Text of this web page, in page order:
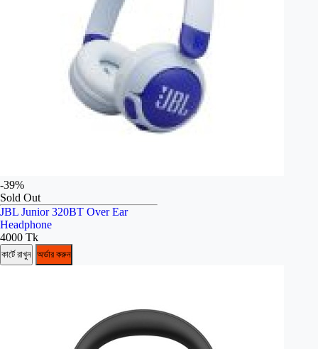
-39%
Sold Out
JBL Junior 320BT Over Ear
Headphone
4000 Tk
কার্টে রাখুন অর্ডার করুন